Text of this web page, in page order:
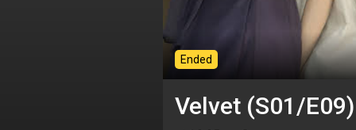
Ended
Velvet (S01/E09)